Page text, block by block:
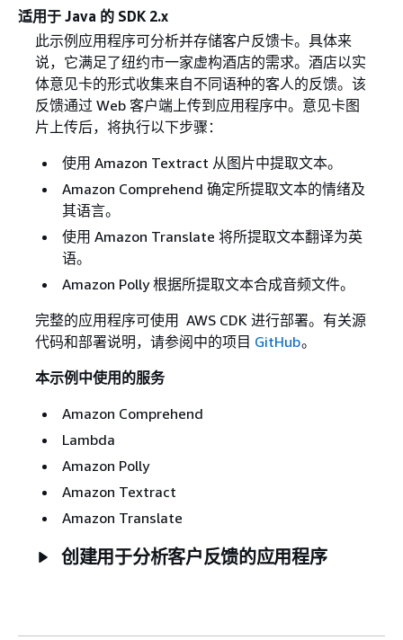
适用于 Java 的 SDK 2.x
此示例应用程序可分析并存储客户反馈卡。具体来
说，它满足了纽约市一家虚构酒店的需求。酒店以实
体意见卡的形式收集来自不同语种的客人的反馈。该
反馈通过 Web 客户端上传到应用程序中。意见卡图
片上传后，将执行以下步骤：
使用 Amazon Textract 从图片中提取文本。
Amazon Comprehend 确定所提取文本的情绪及
其语言。
使用 Amazon Translate 将所提取文本翻译为英
语。
Amazon Polly 根据所提取文本合成音频文件。
完整的应用程序可使用 AWS CDK 进行部署。有关源
代码和部署说明，请参阅中的项目 GitHub。
本示例中使用的服务
Amazon Comprehend
Lambda
Amazon Polly
Amazon Textract
Amazon Translate
创建用于分析客户反馈的应用程序